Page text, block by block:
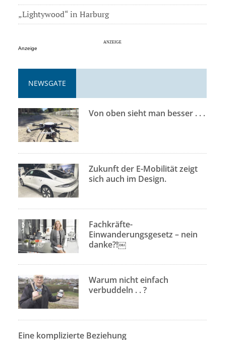
„Lightywood“ in Harburg
Anzeige
NEWSGATE
Von oben sieht man besser . . .
Zukunft der E-Mobilität zeigt
sich auch im Design.
Fachkräfte-
Einwanderungsgesetz – nein
danke?!￼
Warum nicht einfach
verbuddeln . . ?
Eine komplizierte Beziehung